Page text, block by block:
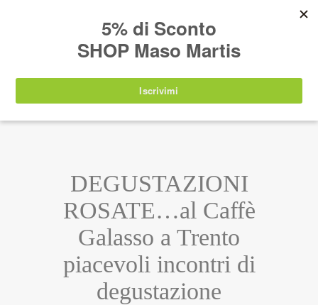
IT EN DE SHOP
DEGUSTAZIONI
ROSATE…al Caffè
Galasso a Trento
piacevoli incontri di
degustazione
nuovamente disponibili a partire da
agosto 2026.